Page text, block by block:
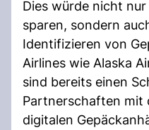
Dies würde nicht
sparen, sondern
Identifizieren von
Airlines wie Alaska
sind bereits einen
Partnerschaften mit
digitalen